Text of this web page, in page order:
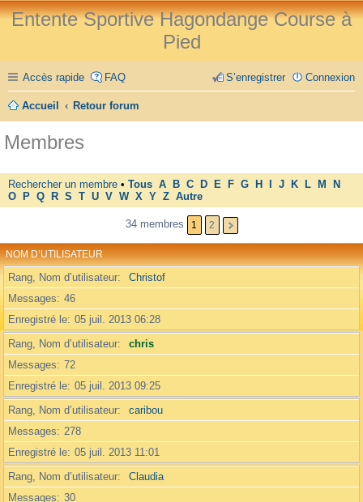
Entente Sportive Hagondange Course à
Pied
Accès rapide FAQ Connexion
S’enregistrer
Accueil Retour forum
Membres
Rechercher un membre • Tous A B C D E F G H J K L M
N
O
P Q R S T U V W X Y Z Autre
34 membres 1 2
NOM D’UTILISATEUR
Rang, Nom d’utilisateur
Christof
Messages
46
Enregistré le 05 juil. 2013 06:28
Rang, Nom d’utilisateur
chris
Messages
72
Enregistré le 05 juil. 2013 09:25
Rang, Nom d’utilisateur
caribou
Messages
278
Enregistré le 05 juil. 2013 11:01
Rang, Nom d’utilisateur
Claudia
Messages
30